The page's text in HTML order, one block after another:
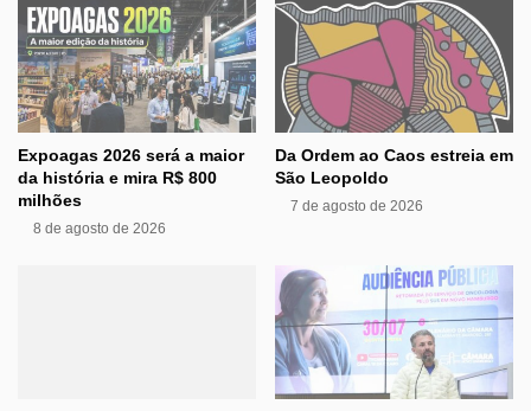
Expoagas 2026 será a maior
da história e mira R$ 800
milhões
8 de agosto de 2026
Da Ordem ao Caos estreia em
São Leopoldo
7 de agosto de 2026